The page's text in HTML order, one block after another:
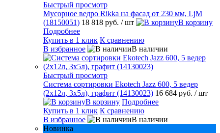
Быстрый просмотр
Мусорное ведро Rikka на фасад от 230 мм, LjM
(18150051) 18 818 руб. / шт
В корзину
Подробнее
Купить в 1 клик К сравнению
В избранное
В наличии
Быстрый просмотр
Система сортировки Ekotech Jazz 600, 5 ведер
(2х12л, 3х5л), графит (14130023) 16 684 руб. / шт
В корзину Подробнее
Купить в 1 клик К сравнению
В избранное
В наличии
Новинка